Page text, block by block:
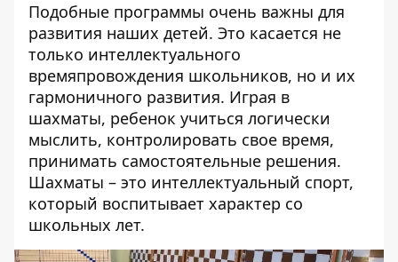
Подобные программы очень важны для
развития наших детей. Это касается не
только интеллектуального
времяпровождения школьников, но и их
гармоничного развития. Играя в
шахматы, ребенок учиться логически
мыслить, контролировать свое время,
принимать самостоятельные решения.
Шахматы – это интеллектуальный спорт,
который воспитывает характер со
школьных лет.